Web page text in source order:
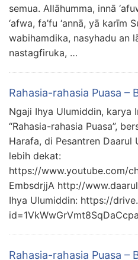
semua. Allāhumma, innā
‘afwa, fa’fu ‘annā, yā karīm
wabihamdika, nasyhadu an
nastagfiruka, …
Rahasia-rahasia Puasa –
Ngaji Ihya Ulumiddin, karya
“Rahasia-rahasia Puasa”,
Harafa, di Pesantren Daarul
lebih dekat:
https://www.youtube.com/
EmbsdrjjA http://
Ihya Ulumiddin: https://
Rahasia-rahasia Puasa –